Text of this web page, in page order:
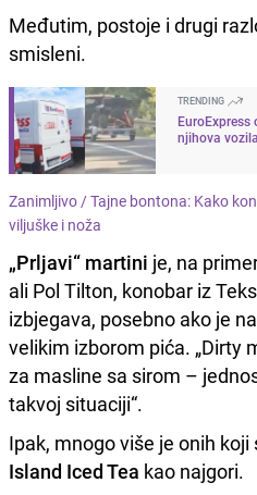
Međutim, postoje i drugi
smisleni.
TRENDING
njihova
Zanimljivo /Tajne bontona: Kako
viljuške i noža
„Prljavi“ martini je, na
ali Pol Tilton, konobar iz
izbjegava, posebno ako je
velikim izborom pića. „Dirty
za masline sa sirom –
takvoj situaciji“.
Ipak, mnogo više je onih
Island Iced Tea kao najgori.